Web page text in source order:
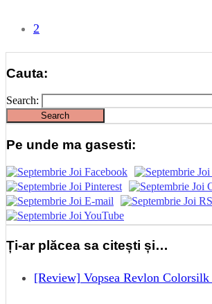
2
Cauta:
Search:
Pe unde ma gasesti:
Ți-ar plăcea sa citești și…
[Review] Vopsea Revlon Colorsilk